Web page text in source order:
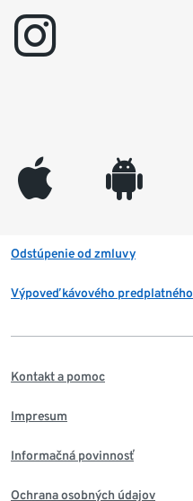
instagram
appleinc android
Odstúpenie od zmluvy
Výpoveď kávového predplatného
Kontakt a pomoc
Impresum
Informačná povinnosť
Ochrana osobných údajov